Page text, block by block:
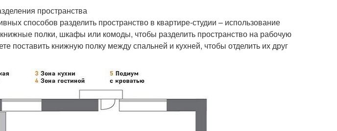
пространства
способов разделить пространство в квартире-студии – использование
полки, шкафы или комоды, чтобы разделить пространство на рабочую
поставить книжную полку между спальней и кухней, чтобы отделить их друг